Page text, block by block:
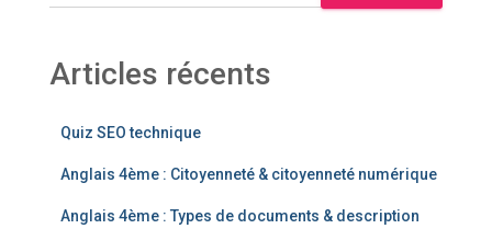
Articles récents
Quiz SEO technique
Anglais 4ème : Citoyenneté & citoyenneté numérique
Anglais 4ème : Types de documents & description